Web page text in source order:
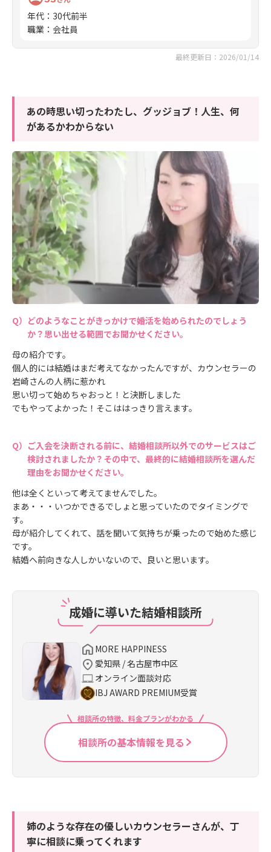
年代 ： 30代前半
職業 ： 会社員
最終更新日：2026/01/14
あの時思い切ったわたし、グッジョブ！人生、何
があるかわからない
どのようなことがきっかけで婚活を始められたのでしょう
か？思い出せる範囲でお聞かせください。
母の紹介です。
個人的には結婚はまだ考えてなかったんですが、カウンセラーの
岩崎さんの人柄に惹かれ
思い切って始めちゃおっと！と決断しました
でもやってよかった！そこははっきり言えます。
ご入会を決断される前に、結婚相談所以外でのサービスはご
検討されましたか？その中で、最終的に結婚相談所を選んだ
理由をお聞かせください。
他は全くといって考えてませんでした。
まあ・・・いつかできるでしょと思っていたのでタイミングで
す。
母が紹介してくれて、話を聞いて気持ちが乗ったので始めた感じ
です。
結婚へ前向きな人しかいないので、良いと思います。
成婚に導いた結婚相談所
MORE HAPPINESS
愛知県 / 名古屋市中区
オンライン面談対応
IBJ AWARD PREMIUM受賞
相談所の特徴、料金プランがわかる
相談所の基本情報を見る
姉のような存在の優しいカウンセラーさんが、丁
寧に相談に乗ってくれます